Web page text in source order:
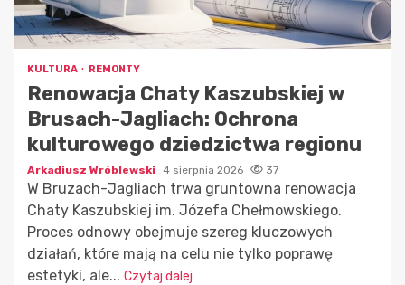
KULTURA REMONTY
Renowacja Chaty Kaszubskiej w
Brusach-Jagliach: Ochrona
kulturowego dziedzictwa regionu
Arkadiusz Wróblewski 4 sierpnia 2026 37
W Bruzach-Jagliach trwa gruntowna renowacja
Chaty Kaszubskiej im. Józefa Chełmowskiego.
Proces odnowy obejmuje szereg kluczowych
działań, które mają na celu nie tylko poprawę
estetyki, ale... Czytaj dalej